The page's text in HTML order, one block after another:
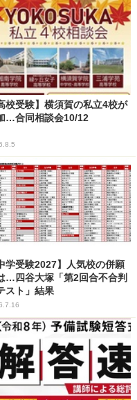
校受験】横須賀の私立4校が
…合同相談会10/12
学受験2027】人気校の併願
…四谷大塚「第2回合不合判
スト」結果